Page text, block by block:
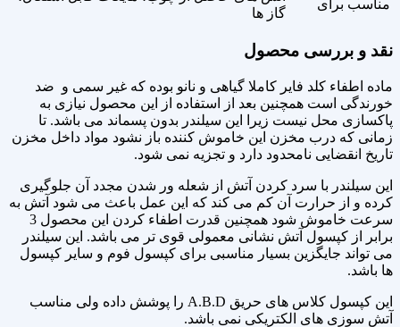
مناسب برای
گاز ها
نقد و بررسی محصول
ماده اطفاء کلد فایر کاملا گیاهی و نانو بوده که غیر سمی و ضد
خورندگی است همچنین بعد از استفاده از این محصول نیازی به
پاکسازی محل نیست زیرا این سیلندر بدون پسماند می باشد. تا
زمانی که درب مخزن این خاموش کننده باز نشود مواد داخل مخزن
تاریخ انقضایی نامحدود دارد و تجزیه نمی شود.
این سیلندر با سرد کردن آتش از شعله ور شدن مجدد آن جلوگیری
کرده و از حرارت آن کم می کند که این عمل باعث می شود آتش به
سرعت خاموش شود همچنین قدرت اطفاء کردن این محصول 3
برابر از کپسول آتش نشانی معمولی قوی تر می باشد. این سیلندر
می تواند جایگزین بسیار مناسبی برای کپسول فوم و سایر کپسول
ها باشد.
این کپسول کلاس های حریق A.B.D را پوشش داده ولی مناسب
آتش سوزی های الکتریکی نمی باشد.